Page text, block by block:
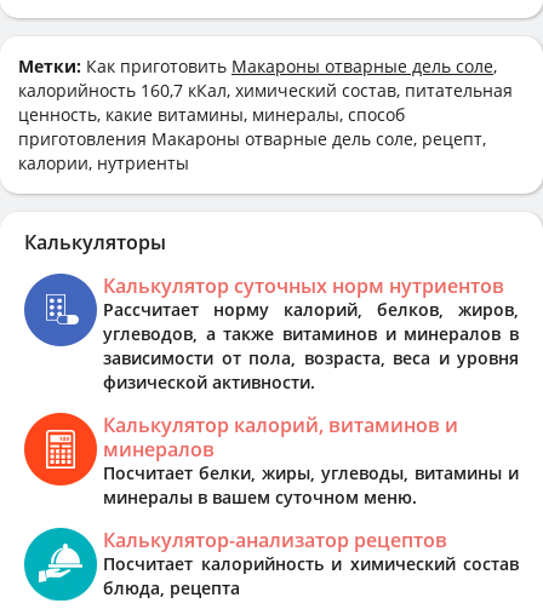
Метки: Как приготовить Макароны отварные дель соле,
калорийность 160,7 кКал, химический состав, питательная
ценность, какие витамины, минералы, способ
приготовления Макароны отварные дель соле, рецепт,
калории, нутриенты
Калькуляторы
Калькулятор суточных норм нутриентов
Рассчитает норму калорий, белков, жиров,
углеводов, а также витаминов и минералов в
зависимости от пола, возраста, веса и уровня
физической активности.
Калькулятор калорий, витаминов и
минералов
Посчитает белки, жиры, углеводы, витамины и
минералы в вашем суточном меню.
Калькулятор-анализатор рецептов
Посчитает калорийность и химический состав
блюда, рецепта